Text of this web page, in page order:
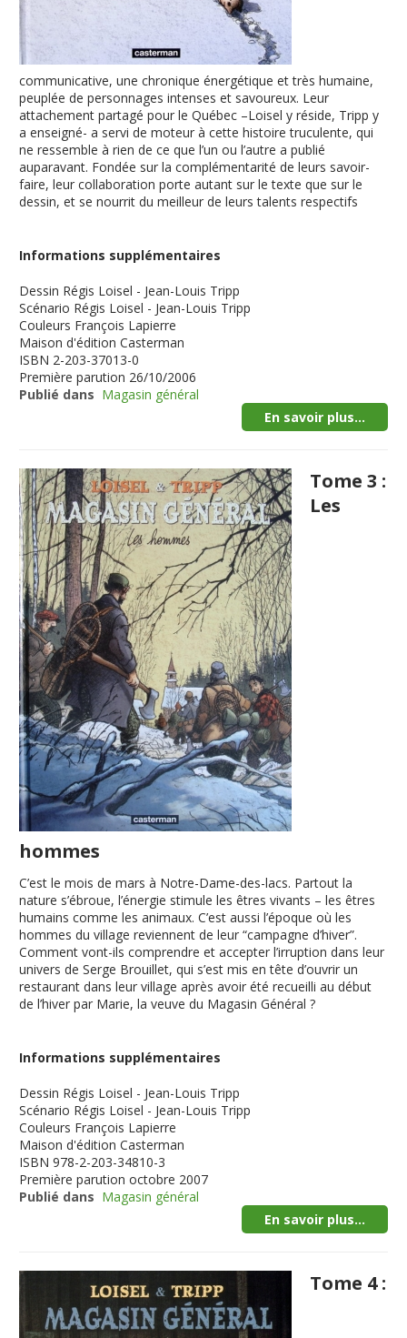
communicative, une chronique énergétique et très humaine,
peuplée de personnages intenses et savoureux. Leur
attachement partagé pour le Québec –Loisel y réside, Tripp y
a enseigné- a servi de moteur à cette histoire truculente, qui
ne ressemble à rien de ce que l’un ou l’autre a publié
auparavant. Fondée sur la complémentarité de leurs savoir-
faire, leur collaboration porte autant sur le texte que sur le
dessin, et se nourrit du meilleur de leurs talents respectifs
Informations supplémentaires
Dessin Régis Loisel - Jean-Louis Tripp
Scénario Régis Loisel - Jean-Louis Tripp
Couleurs François Lapierre
Maison d'édition Casterman
ISBN 2-203-37013-0
Première parution 26/10/2006
Publié dans Magasin général
En savoir plus...
Tome 3 :
Les
hommes
C’est le mois de mars à Notre-Dame-des-lacs. Partout la
nature s’ébroue, l’énergie stimule les êtres vivants – les êtres
humains comme les animaux. C’est aussi l’époque où les
hommes du village reviennent de leur “campagne d’hiver”.
Comment vont-ils comprendre et accepter l’irruption dans leur
univers de Serge Brouillet, qui s’est mis en tête d’ouvrir un
restaurant dans leur village après avoir été recueilli au début
de l’hiver par Marie, la veuve du Magasin Général ?
Informations supplémentaires
Dessin Régis Loisel - Jean-Louis Tripp
Scénario Régis Loisel - Jean-Louis Tripp
Couleurs François Lapierre
Maison d'édition Casterman
ISBN 978-2-203-34810-3
Première parution octobre 2007
Publié dans Magasin général
En savoir plus...
Tome 4 :